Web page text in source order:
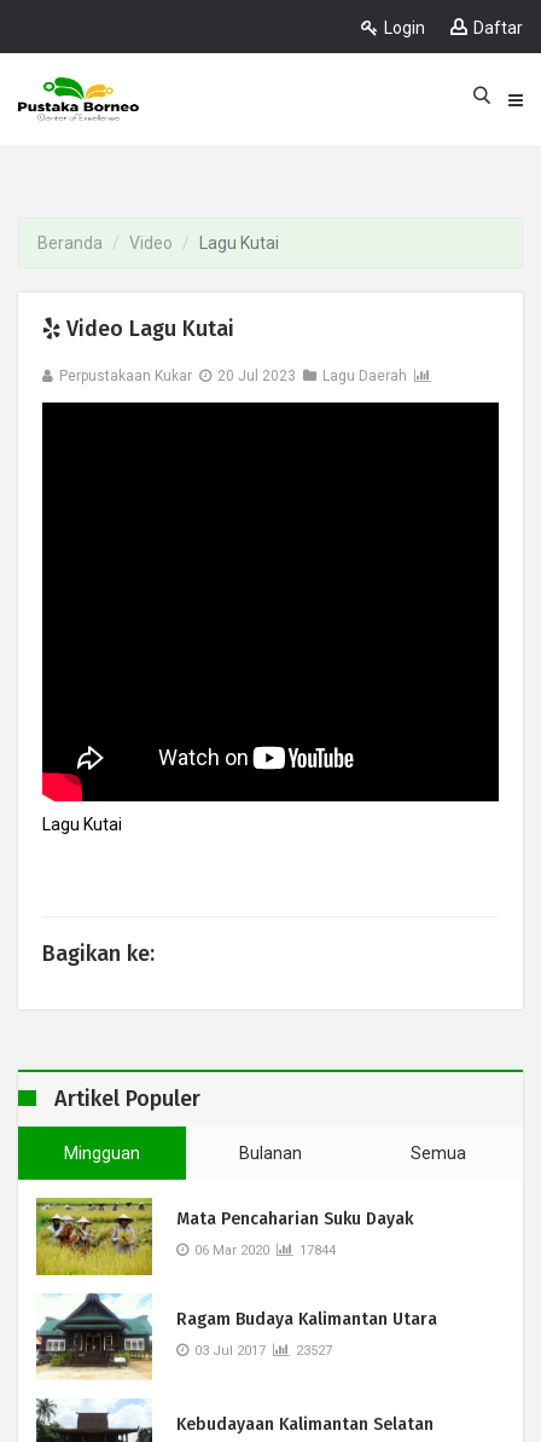
Login Daftar
Beranda Video Lagu Kutai
Video Lagu Kutai
Perpustakaan Kukar 20 Jul 2023 Lagu Daerah
Lagu Kutai
Bagikan ke:
Artikel Populer
Mingguan Bulanan Semua
Mata Pencaharian Suku Dayak
06 Mar 2020 17844
Ragam Budaya Kalimantan Utara
03 Jul 2017 23527
Kebudayaan Kalimantan Selatan